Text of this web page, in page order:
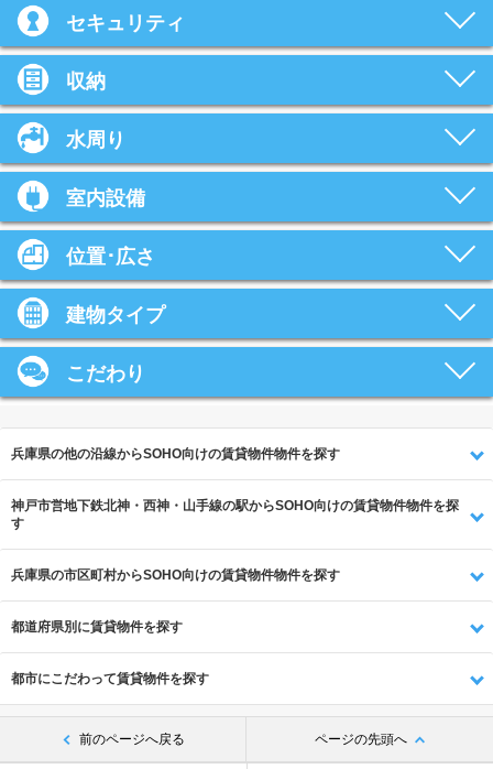
セキュリティ
収納
水周り
室内設備
位置･広さ
建物タイプ
こだわり
兵庫県の他の沿線からSOHO向けの賃貸物件物件を探す
神戸市営地下鉄北神・西神・山手線の駅からSOHO向けの賃貸物件物件を探
す
兵庫県の市区町村からSOHO向けの賃貸物件物件を探す
都道府県別に賃貸物件を探す
都市にこだわって賃貸物件を探す
前のページへ戻る ページの先頭へ